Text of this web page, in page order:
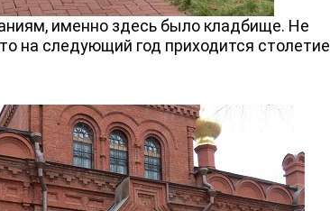
именно здесь было кладбище. Не
на следующий год приходится столетие